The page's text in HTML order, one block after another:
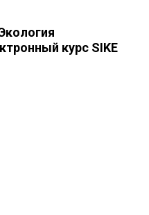
курс SIKE